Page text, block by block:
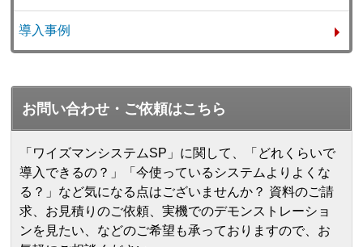
導入事例
お問い合わせ・ご依頼はこちら
「ワイズマンシステムSP」に関して、「どれくらいで
導入できるの？」「今使っているシステムよりよくな
る？」など気になる点はございませんか？ 資料のご請
求、お見積りのご依頼、実機でのデモンストレーショ
ンを見たい、などのご希望も承っておりますので、お